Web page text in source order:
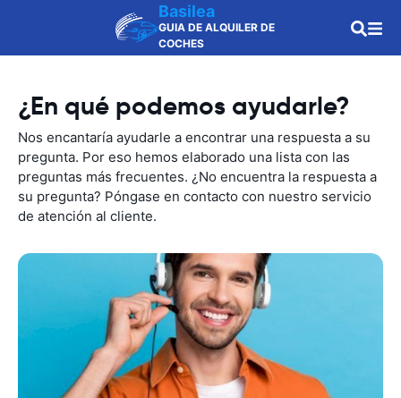
Basilea
GUIA DE ALQUILER DE
COCHES
¿En qué podemos ayudarle?
Nos encantaría ayudarle a encontrar una respuesta a su
pregunta. Por eso hemos elaborado una lista con las
preguntas más frecuentes. ¿No encuentra la respuesta a
su pregunta? Póngase en contacto con nuestro servicio
de atención al cliente.